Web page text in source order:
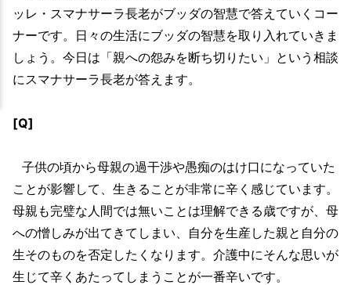
ッレ・スマナサーラ長老がブッダの智慧で答えていくコー
ナーです。日々の生活にブッダの智慧を取り入れていきま
しょう。今日は「親への怨みを断ち切りたい」という相談
にスマナサーラ長老が答えます。
[Q]
子供の頃から母親の過干渉や愚痴のはけ口になっていた
ことが影響して、生きることが非常に辛く感じています。
母親も完璧な人間では無いことは理解できる歳ですが、母
への憎しみが出てきてしまい、自分を生産した親と自分の
生そのものを否定したくなります。介護中にそんな思いが
生じて辛くあたってしまうことが一番辛いです。